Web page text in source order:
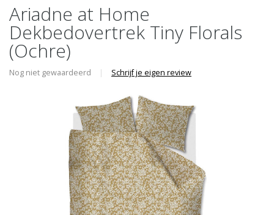
Ariadne at Home
Dekbedovertrek Tiny Florals
(Ochre)
Nog niet gewaardeerd | Schrijf je eigen review